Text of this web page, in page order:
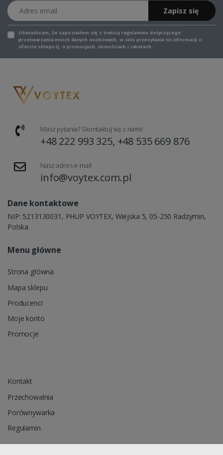
Adres email
Zapisz się
Oświadczam, że zapoznałem się z treścią regulaminu dotyczącego
przetwarzania moich danych osobowych, w celu przesyłania mi informacji o
ofercie sklepu tj. o promocjach, nowościach i rabatach.
Masz pytania? Skontaktuj się z nami!
+48 222 993 325, +48 535 669 876
Nasz adres e-mail
info@voytex.com.pl
Dane kontaktowe
NIP: 5213130031, PHUP VOYTEX, Wiejska 5, 05-250 Radzymin,
Polska
Menu główne
Strona główna
Mapa sklepu
Producenci
Moje konto
Promocje
Kontakt
Przechowalnia
Porównywarka
Regulamin